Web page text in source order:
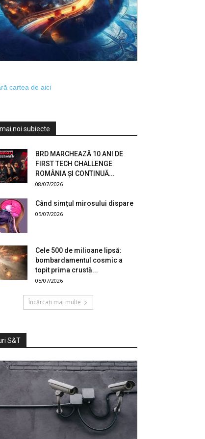
cartea de aici
noi subiecte
BRD MARCHEAZĂ 10 ANI DE
FIRST TECH CHALLENGE
ROMÂNIA ȘI CONTINUĂ...
08/07/2026
Când simțul mirosului dispare
05/07/2026
Cele 500 de milioane lipsă:
bombardamentul cosmic a
topit prima crustă...
05/07/2026
Încărcați mai multe
S&T